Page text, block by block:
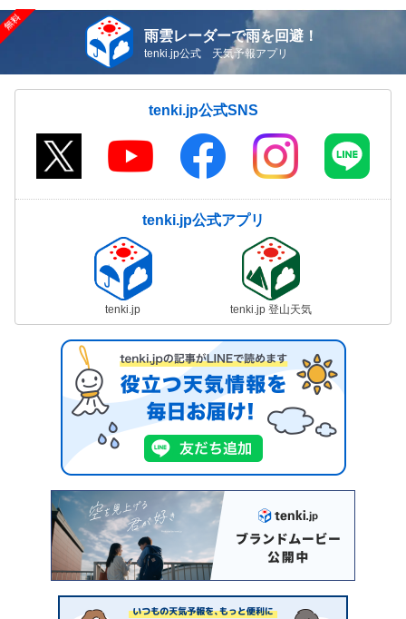
雨雲レーダーで雨を回避！
tenki.jp公式 天気予報アプリ
tenki.jp公式SNS
tenki.jp公式アプリ
tenki.jp tenki.jp 登山天気